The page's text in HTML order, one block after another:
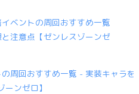
周回おすすめ一覧 - 実装キャラを
ンゼロ】